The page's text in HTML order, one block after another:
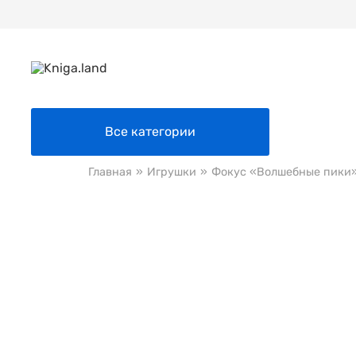
Все категории
Главная » Игрушки » Фокус «Волшебные